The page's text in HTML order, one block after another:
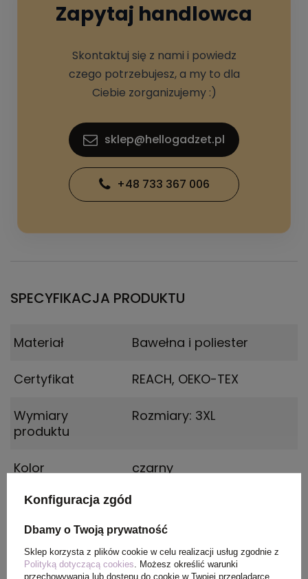
Zapytaj handlowca
Skontaktuj się z nami i powiedz
czego potrzebujesz, a my to dla
Ciebie zorganizujemy :)
sklep@hellogadzet.pl
+48 733 367 006
SPECYFIKACJA PRODUKTU
Materiał Bawełna i poliester
Certyfikat REACH, OEKO-TEX
Wymiary
produktu
Rozmiary: 3XL
Kolor czarny
PAKOWANIE
Wymiary 0.340X0.260X0.400
Konfiguracja zgód
Dbamy o Twoją prywatność
Sklep korzysta z plików cookie w celu realizacji usług zgodnie z
Polityką dotyczącą cookies . Możesz określić warunki
przechowywania lub dostępu do cookie w Twojej przeglądarce.